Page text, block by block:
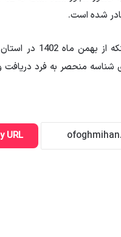
شده است.
شناسه منحصر به فرد دریافت
URL